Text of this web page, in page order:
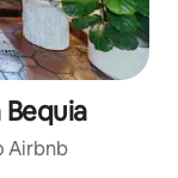
Airbnb